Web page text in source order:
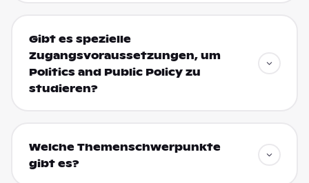
Gibt es spezielle
Zugangsvoraussetzungen, um
Politics and Public Policy zu
studieren?
Welche Themenschwerpunkte
gibt es?